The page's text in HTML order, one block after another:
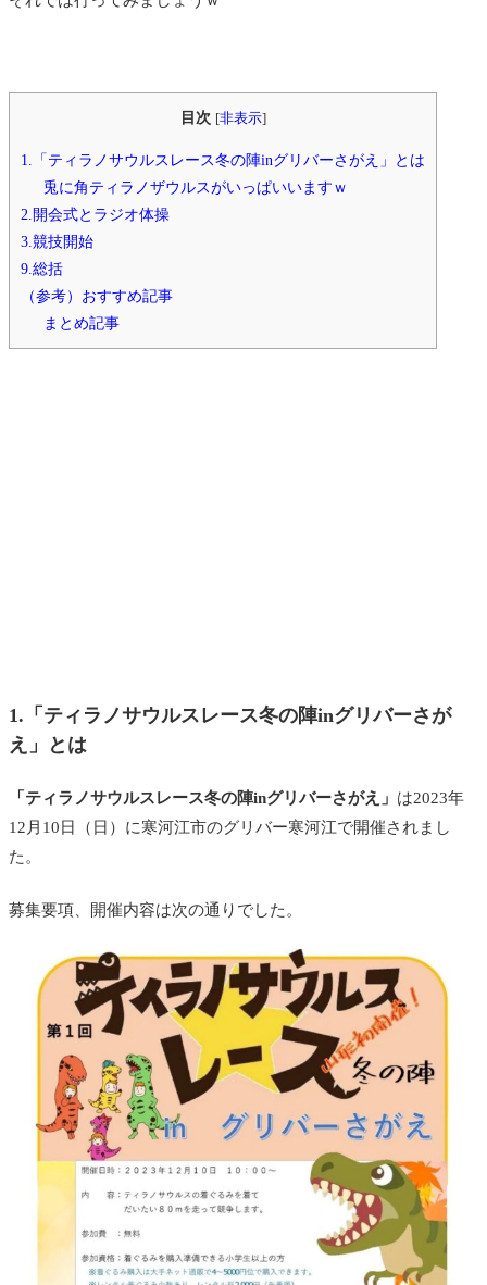
目次 [非表示]
1.「ティラノサウルスレース冬の陣inグリバーさがえ」とは
兎に角ティラノザウルスがいっぱいいますｗ
2.開会式とラジオ体操
3.競技開始
9.総括
（参考）おすすめ記事
まとめ記事
1.「ティラノサウルスレース冬の陣inグリバーさが
え」とは
「ティラノサウルスレース冬の陣inグリバーさがえ」 は2023年
12月10日（日）に寒河江市のグリバー寒河江で開催されまし
た。
募集要項、開催内容は次の通りでした。